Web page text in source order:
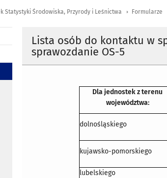
Statystyki Środowiska, Przyrody i Leśnictwa Formularze
Lista osób do kontaktu w
sprawozdanie OS-5
Dla jednostek z terenu
województwa:
dolnośląskiego
kujawsko-pomorskiego
lubelskiego